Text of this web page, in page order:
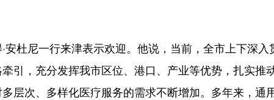
杜尼一行来津表示欢迎。他说，当前，全市上下深入
引，充分发挥我市区位、港口、产业等优势，扎实推
层次、多样化医疗服务的需求不断增加。多年来，通